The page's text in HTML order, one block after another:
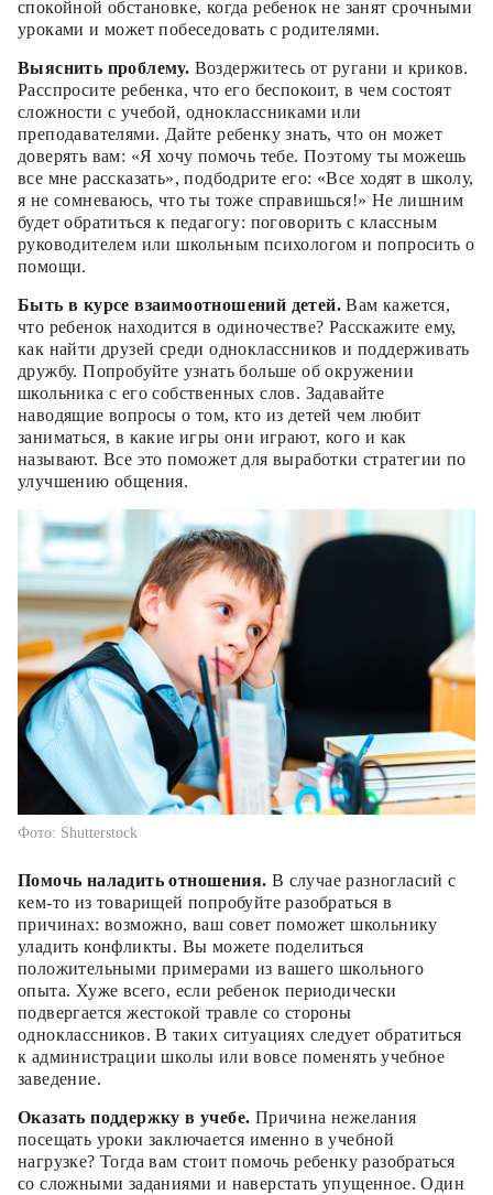
спокойной обстановке, когда ребенок не занят срочными
уроками и может побеседовать с родителями.
Выяснить проблему. Воздержитесь от ругани и криков.
Расспросите ребенка, что его беспокоит, в чем состоят
сложности с учебой, одноклассниками или
преподавателями. Дайте ребенку знать, что он может
доверять вам: «Я хочу помочь тебе. Поэтому ты можешь
все мне рассказать», подбодрите его: «Все ходят в школу,
я не сомневаюсь, что ты тоже справишься!» Не лишним
будет обратиться к педагогу: поговорить с классным
руководителем или школьным психологом и попросить о
помощи.
Быть в курсе взаимоотношений детей. Вам кажется,
что ребенок находится в одиночестве? Расскажите ему,
как найти друзей среди одноклассников и поддерживать
дружбу. Попробуйте узнать больше об окружении
школьника с его собственных слов. Задавайте
наводящие вопросы о том, кто из детей чем любит
заниматься, в какие игры они играют, кого и как
называют. Все это поможет для выработки стратегии по
улучшению общения.
Фото: Shutterstock
Помочь наладить отношения. В случае разногласий с
кем-то из товарищей попробуйте разобраться в
причинах: возможно, ваш совет поможет школьнику
уладить конфликты. Вы можете поделиться
положительными примерами из вашего школьного
опыта. Хуже всего, если ребенок периодически
подвергается жестокой травле со стороны
одноклассников. В таких ситуациях следует обратиться
к администрации школы или вовсе поменять учебное
заведение.
Оказать поддержку в учебе. Причина нежелания
посещать уроки заключается именно в учебной
нагрузке? Тогда вам стоит помочь ребенку разобраться
со сложными заданиями и наверстать упущенное. Один